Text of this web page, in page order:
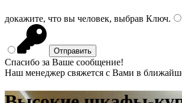
докажите, что вы человек, выбрав Ключ.
Спасибо за Ваше сообщение!
Наш менеджер свяжется с Вами в